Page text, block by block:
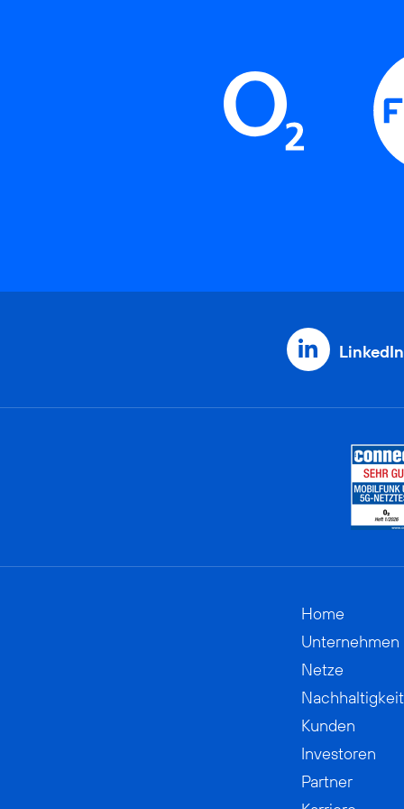
LinkedIn
Home
Unternehmen
Netze
Nachhaltigkeit
Kunden
Investoren
Partner